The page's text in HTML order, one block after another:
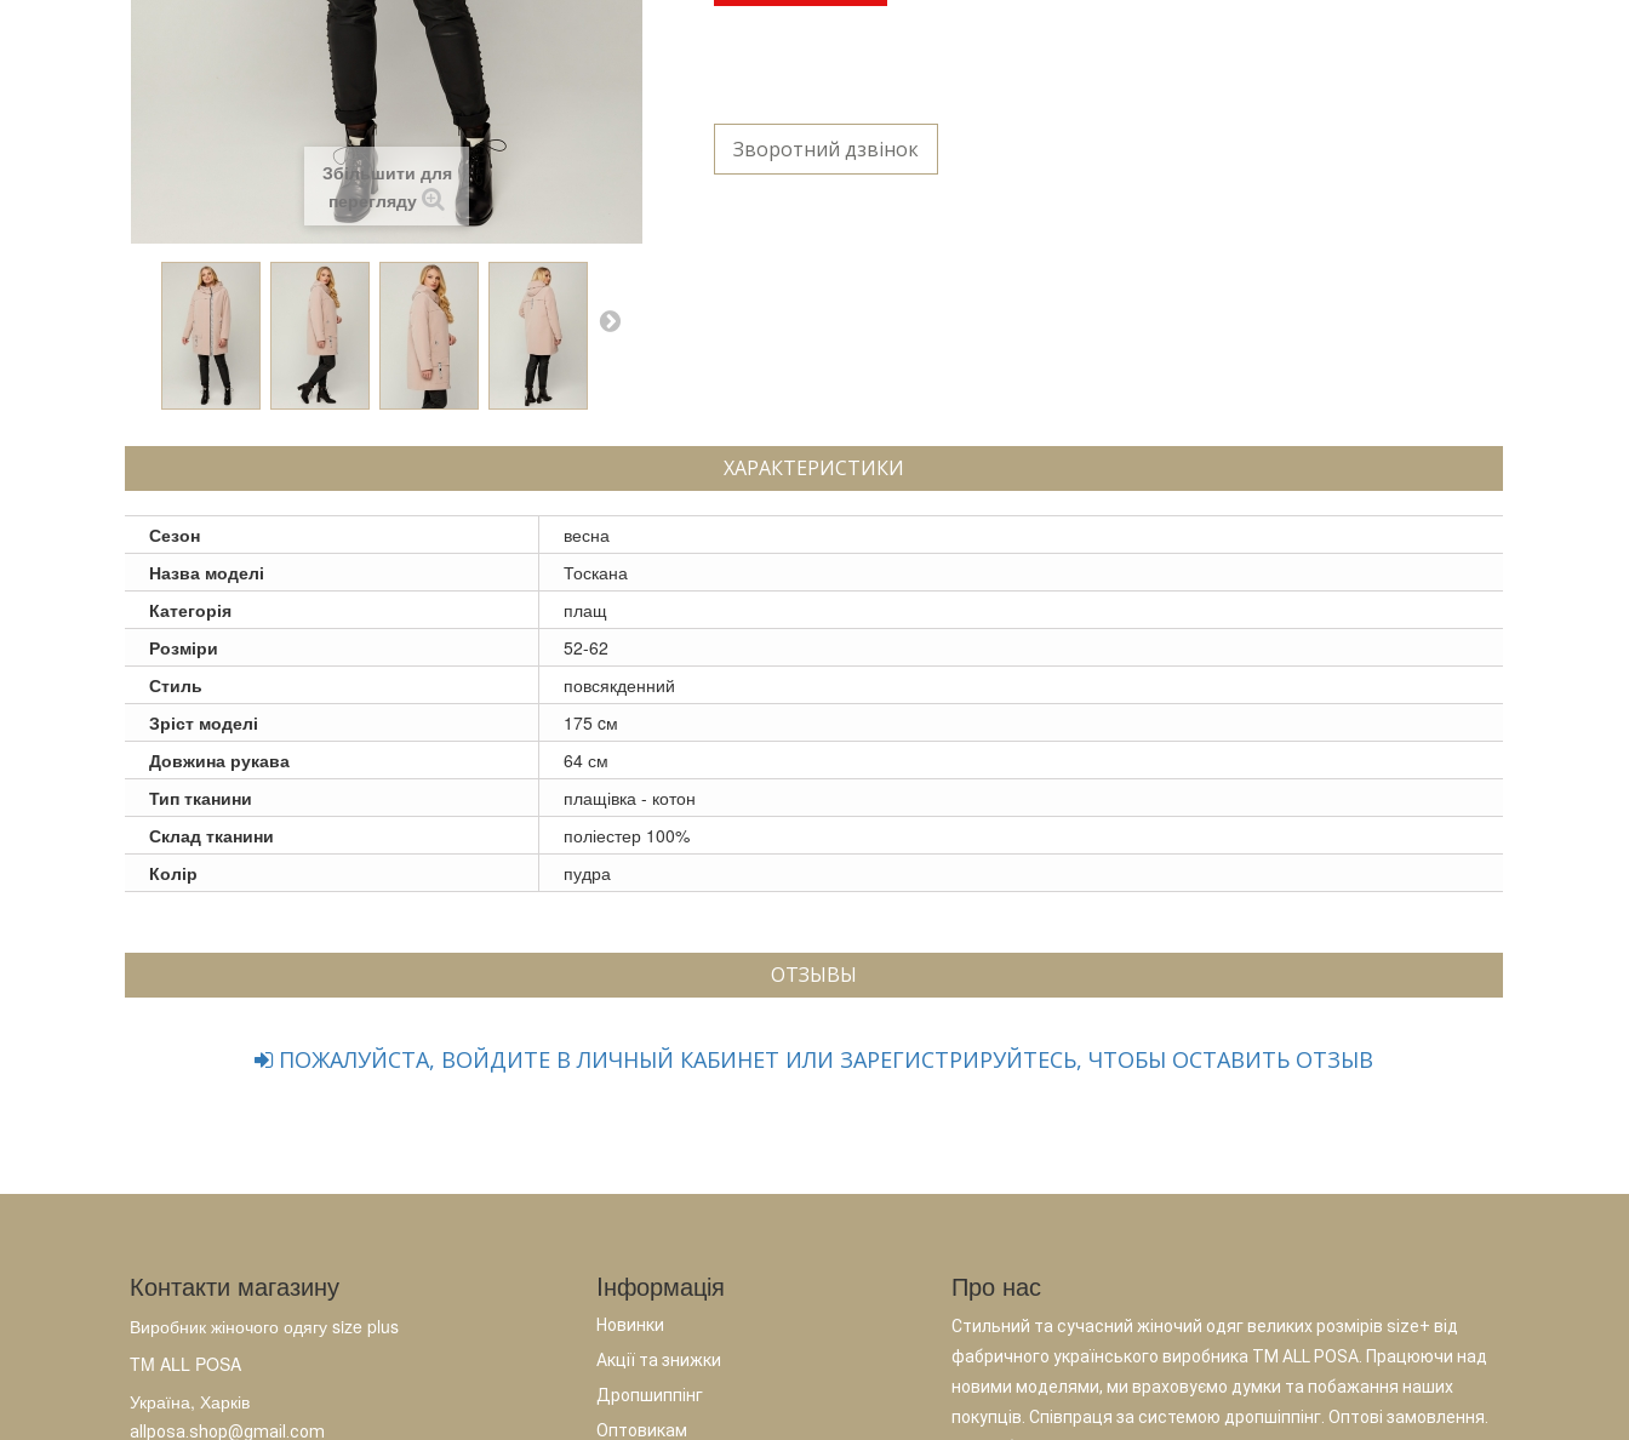
Збільшити для
перегляду
Зворотний дзвінок
ХАРАКТЕРИСТИКИ
Сезон
весна
Назва моделі
Тоскана
Категорія
плащ
Розміри
52-62
Стиль
повсякденний
Зріст моделі
175 cм
Довжина рукава
64 см
Тип тканини
плащівка - котон
Склад тканини
поліестер 100%
Колір
пудра
ОТЗЫВЫ
ПОЖАЛУЙСТА, ВОЙДИТЕ В ЛИЧНЫЙ КАБИНЕТ ИЛИ ЗАРЕГИСТРИРУЙТЕСЬ, ЧТОБЫ ОСТАВИТЬ ОТЗЫВ
Контакти магазину
Виробник жіночого одягу size plus
TM ALL POSA
Україна, Харків
allposa.shop@gmail.com
Iнформація
Новинки
Акції та знижки
Дропшиппінг
Оптовикам
Про нас
Стильний та сучасний жіночий одяг великих розмірів size+ від
фабричного українського виробника TM ALL POSA. Працюючи над
новими моделями, ми враховуємо думки та побажання наших
покупців. Співпраця за системою дропшіппінг. Оптові замовлення.